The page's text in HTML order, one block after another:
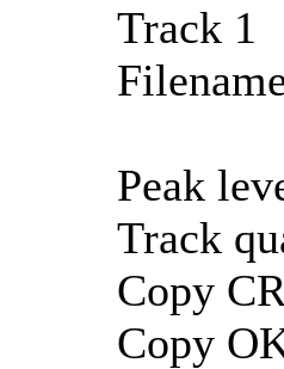
Track 1
Peak
Track
Copy
Copy